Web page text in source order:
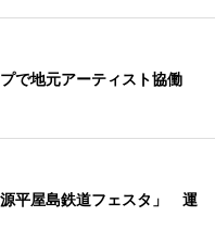
で地元アーティスト協働
平屋島鉄道フェスタ」 運